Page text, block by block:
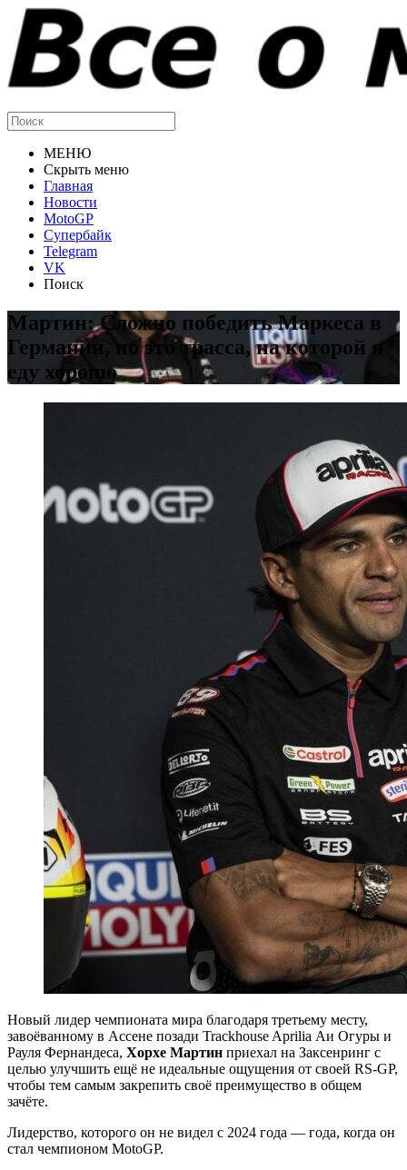
МЕНЮ
Скрыть меню
Главная
Новости
MotoGP
Супербайк
Telegram
VK
Поиск
Мартин: Сложно победить Маркеса в
Германии, но это трасса, на которой я
еду хорошо
Новый лидер чемпионата мира благодаря третьему месту,
завоёванному в Ассене позади Trackhouse Aprilia Аи Огуры и
Рауля Фернандеса, Хорхе Мартин приехал на Заксенринг с
целью улучшить ещё не идеальные ощущения от своей RS-GP,
чтобы тем самым закрепить своё преимущество в общем
зачёте.
Лидерство, которого он не видел с 2024 года — года, когда он
стал чемпионом MotoGP.